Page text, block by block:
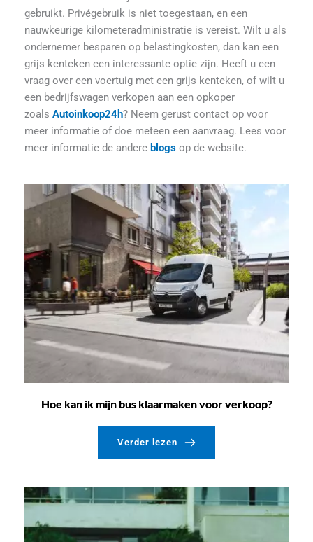
gebruikt. Privégebruik is niet toegestaan, en een
nauwkeurige kilometeradministratie is vereist. Wilt u als
ondernemer besparen op belastingkosten, dan kan een
grijs kenteken een interessante optie zijn. Heeft u een
vraag over een voertuig met een grijs kenteken, of wilt u
een bedrijfswagen verkopen aan een opkoper
zoals Autoinkoop24h? Neem gerust contact op voor
meer informatie of doe meteen een aanvraag. Lees voor
meer informatie de andere blogs op de website.
Hoe kan ik mijn bus klaarmaken voor verkoop?
Verder lezen